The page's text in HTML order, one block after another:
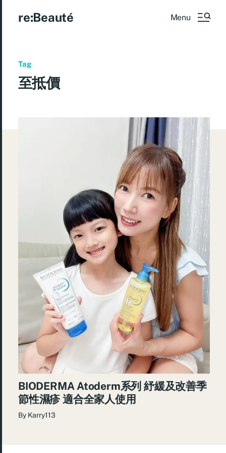
re:Beauté Menu
Tag
至抵價
BIODERMA Atoderm系列 紓緩及改善季
節性濕疹 適合全家人使用
By Karry113